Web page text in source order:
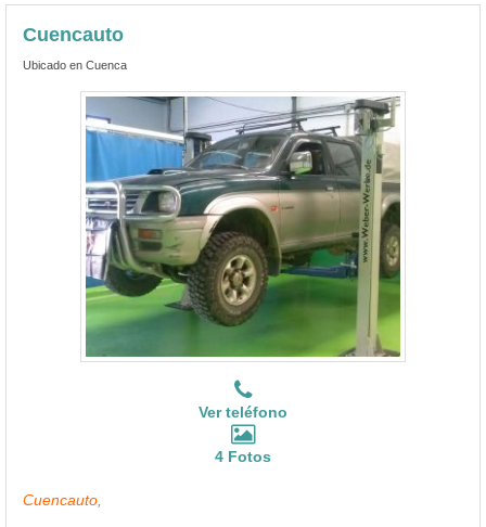
Cuencauto
Ubicado en Cuenca
Ver teléfono
4 Fotos
Cuencauto,